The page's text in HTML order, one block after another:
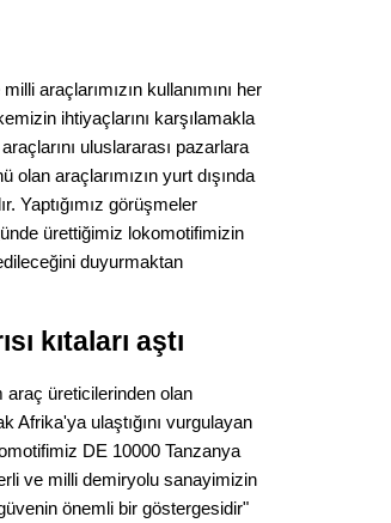
araçlarımızın kullanımını her
ihtiyaçlarını karşılamakla
uluslararası pazarlara
araçlarımızın yurt dışında
Yaptığımız görüşmeler
ürettiğimiz lokomotifimizin
duyurmaktan
kıtaları aştı
araç üreticilerinden olan
Afrika'ya ulaştığını vurgulayan
DE 10000 Tanzanya
ve milli demiryolu sanayimizin
önemli bir göstergesidir"